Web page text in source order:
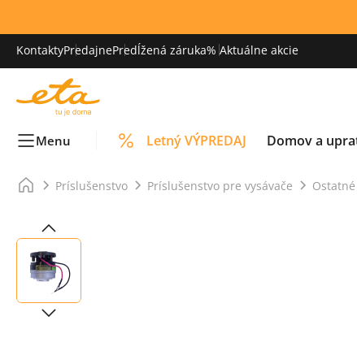
KontaktyPredajnePredĺžená záruka% Aktuálne akcie
Menu Letný VÝPREDAJ Domov a
Príslušenstvo Príslušenstvo pre vysávače